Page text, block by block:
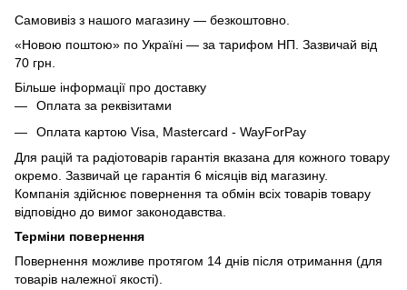
Самовивіз з нашого магазину — безкоштовно.
«Новою поштою» по Україні — за тарифом НП. Зазвичай від
70 грн.
Більше інформації про доставку
Оплата за реквізитами
Оплата картою Visa, Mastercard - WayForPay
Для рацій та радіотоварів гарантія вказана для кожного товару
окремо. Зазвичай це гарантія 6 місяців від магазину.
Компанія здійснює повернення та обмін всіх товарів товару
відповідно до вимог законодавства.
Терміни повернення
Повернення можливе протягом 14 днів після отримання (для
товарів належної якості).